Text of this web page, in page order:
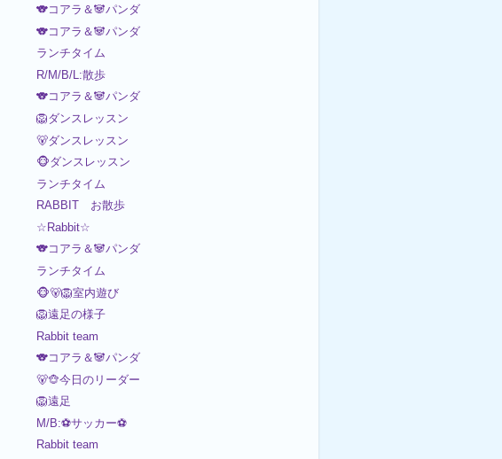
🐨コアラ＆🐼パンダ
🐨コアラ＆🐼パンダ
ランチタイム
R/M/B/L:散歩
🐨コアラ＆🐼パンダ
🦁ダンスレッスン
🐻ダンスレッスン
🐵ダンスレッスン
ランチタイム
RABBIT お散歩
☆Rabbit☆
🐨コアラ＆🐼パンダ
ランチタイム
🐵🐻🦁室内遊び
🦁遠足の様子
Rabbit team
🐨コアラ＆🐼パンダ
🐻🐵今日のリーダー
🦁遠足
M/B:⚽サッカー⚽
Rabbit team